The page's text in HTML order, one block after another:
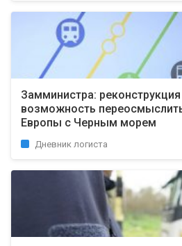
Замминистра:
возможность
Европы с Черным морем
Дневник логиста